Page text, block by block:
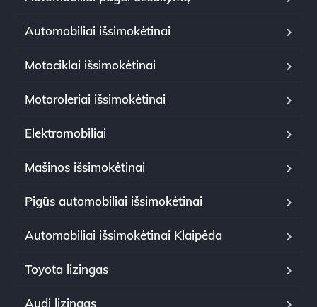
Automobiliai išsimokėtinai
Motociklai išsimokėtinai
Motoroleriai išsimokėtinai
Elektromobiliai
Mašinos išsimokėtinai
Pigūs automobiliai išsimokėtinai
Automobiliai išsimokėtinai Klaipėda
Toyota lizingas
Audi lizingas